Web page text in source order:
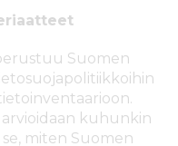
Suomen
kuhunkin
miten Suomen